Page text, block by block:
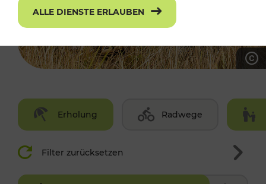
Erholung Radwege
Filter zurücksetzen
ALLE DIENSTE ERLAUBEN